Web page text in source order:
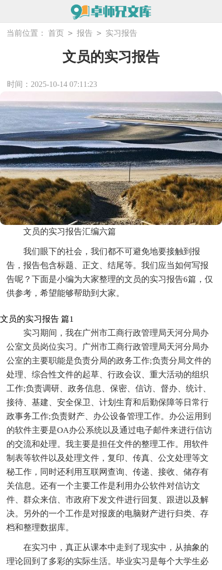
当前位置： 首页 > 报告 > 实习报告
文员的实习报告
时间：2025-10-14 07:11:23
文员的实习报告汇编六篇
我们眼下的社会，我们都不可避免地要接触到报
告，报告包含标题、正文、结尾等。我们应当如何写报
告呢？下面是小编为大家整理的文员的实习报告6篇，仅
供参考，希望能够帮助到大家。
文员的实习报告 篇1
实习期间，我在广州市工商行政管理局天河分局办
公室文员岗位实习。广州市工商行政管理局天河分局办
公室的主要职能是负责分局的政务工作;负责分局文件的
处理、综合性文件的起草、行政会议、重大活动的组织
工作;负责调研、政务信息、保密、信访、督办、统计、
接待、基建、安全保卫、计划生育和后勤保障等日常行
政事务工作;负责财产、办公设备管理工作。办公运用到
的软件主要是OA办公系统以及通过电子邮件来进行信访
的交流和处理。我主要是担任文件的整理工作。用软件
制表等软件以及处理文件，复印、传真、公文处理等文
秘工作，同时还利用互联网查询、传递、接收、储存有
关信息。还有一个主要工作是利用办公软件对信访文
件、群众来信、市政府下发文件进行回复、跟进以及解
决。另外的一个工作是对报废的电脑财产进行归类、存
档和整理数据库。
在实习中，真正从课本中走到了现实中，从抽象的
理论回到了多彩的实际生活。毕业实习是每个大学生必